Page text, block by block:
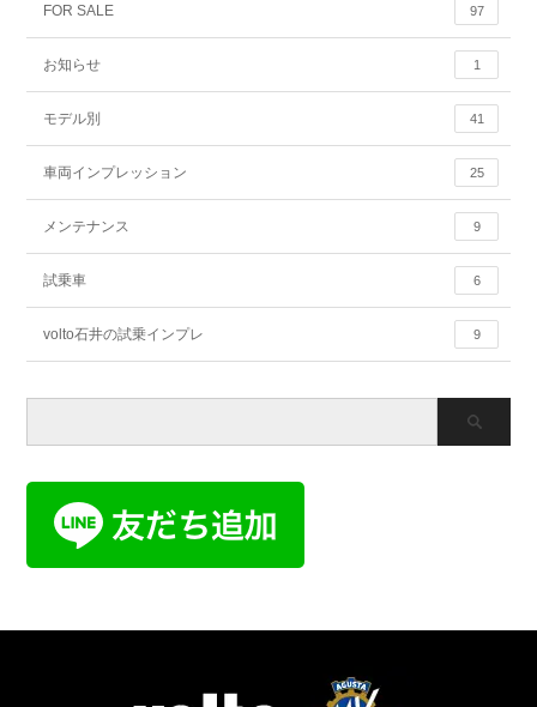
FOR SALE 97
お知らせ 1
モデル別 41
車両インプレッション 25
メンテナンス 9
試乗車 6
volto石井の試乗インプレ 9